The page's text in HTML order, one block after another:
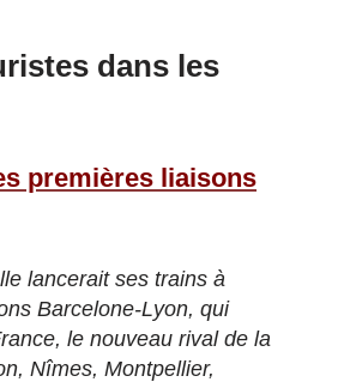
dans les
premières liaisons
lancerait ses trains à
Barcelone-Lyon, qui
le nouveau rival de la
Nîmes, Montpellier,